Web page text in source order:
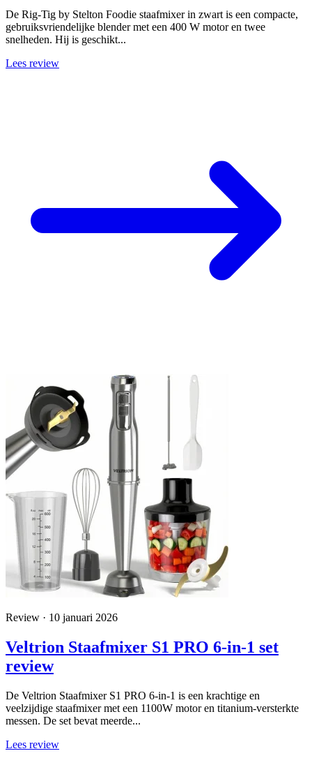
De Rig-Tig by Stelton Foodie staafmixer in zwart is een compacte,
gebruiksvriendelijke blender met een 400 W motor en twee
snelheden. Hij is geschikt...
Lees review
Review · 10 januari 2026
Veltrion Staafmixer S1 PRO 6-in-1 set
review
De Veltrion Staafmixer S1 PRO 6-in-1 is een krachtige en
veelzijdige staafmixer met een 1100W motor en titanium-versterkte
messen. De set bevat meerde...
Lees review